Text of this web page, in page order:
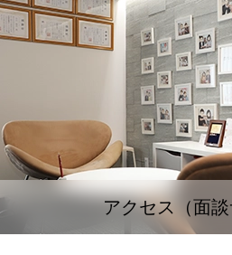
アクセス（面談